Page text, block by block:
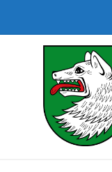
navigation